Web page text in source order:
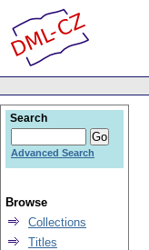
Search
Advanced Search
Browse
Collections
Titles